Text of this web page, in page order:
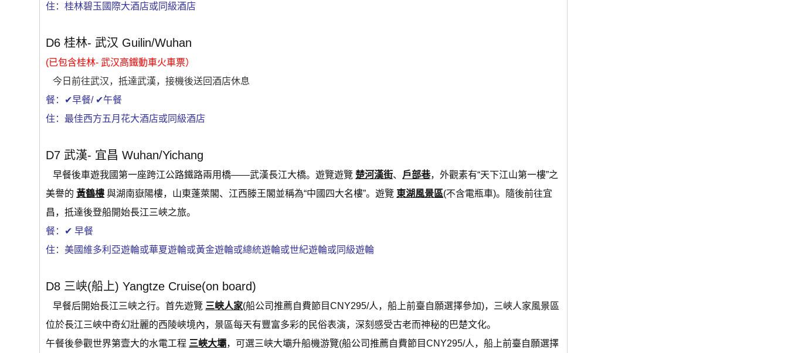
住：桂林碧玉國際大酒店或同級酒店
D6 桂林- 武汉 Guilin/Wuhan
(已包含桂林- 武汉高鐵動車火車票）
今日前往武汉，抵達武漢，接機後送回酒店休息
餐：✔早餐/ ✔午餐
住：最佳西方五月花大酒店或同級酒店
D7 武漢- 宜昌 Wuhan/Yichang
早餐後車遊我國第一座跨江公路鐵路兩用橋——武漢長江大橋。遊覽遊覽楚河漢街、 戶部巷，外觀素有“天下江山第一樓”之
美譽的黃鶴樓 與湖南嶽陽樓，山東蓬萊閣、江西滕王閣並稱為“中國四大名樓”。遊覽 東湖風景區(不含電瓶車)。隨後前往宜
昌，抵達後登船開始長江三峽之旅。
餐：✔ 早餐
住：美國維多利亞遊輪或華夏遊輪或黃金遊輪或總統遊輪或世紀遊輪或同級遊輪
D8 三峡(船上) Yangtze Cruise(on board)
早餐后開始長江三峡之行。首先遊覽 三峡人家(船公司推薦自費節目CNY295/人，船上前臺自願選擇參加)，三峽人家風景區
位於長江三峽中奇幻壯麗的西陵峽境內，景區每天有豐富多彩的民俗表演，深刻感受古老而神秘的巴楚文化。
午餐後參觀世界第壹大的水電工程 三峽大壩，可選三峡大壩升船機游覽(船公司推薦自費節目CNY295/人，船上前臺自願選擇